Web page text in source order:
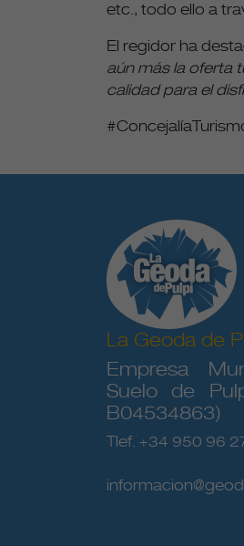
etc., todo ello a
El regidor ha
aún más la oferta
calidad para el
La Geoda de
Empresa
Suelo de
B04534863)
Tlef. +34 950 96